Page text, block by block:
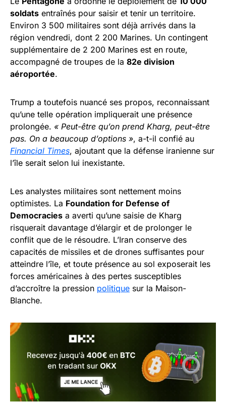
soldats entraînés pour saisir et tenir un territoire.
Environ 3 500 militaires sont déjà arrivés dans la
région vendredi, dont 2 200 Marines. Un contingent
supplémentaire de 2 200 Marines est en route,
accompagné de troupes de la 82e division
aéroportée.
Trump a toutefois nuancé ses propos, reconnaissant
qu’une telle opération impliquerait une présence
prolongée. « Peut-être qu’on prend Kharg, peut-être
pas. On a beaucoup d’options », a-t-il confié au
Financial Times, ajoutant que la défense iranienne sur
l’île serait selon lui inexistante.
Les analystes militaires sont nettement moins
optimistes. La Foundation for Defense of
Democracies a averti qu’une saisie de Kharg
risquerait davantage d’élargir et de prolonger le
conflit que de le résoudre. L’Iran conserve des
capacités de missiles et de drones suffisantes pour
atteindre l’île, et toute présence au sol exposerait les
forces américaines à des pertes susceptibles
d’accroître la pression politique sur la Maison-
Blanche.